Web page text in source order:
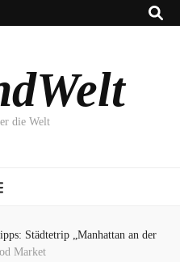
die Welt
Städtetrip „Manhattan an der
Market